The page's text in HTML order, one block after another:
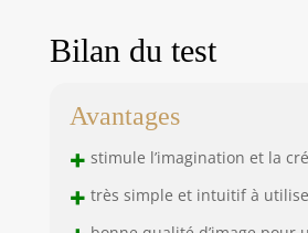
Bilan du test
Avantages
+ stimule l’imagination et la
+ très simple et intuitif à